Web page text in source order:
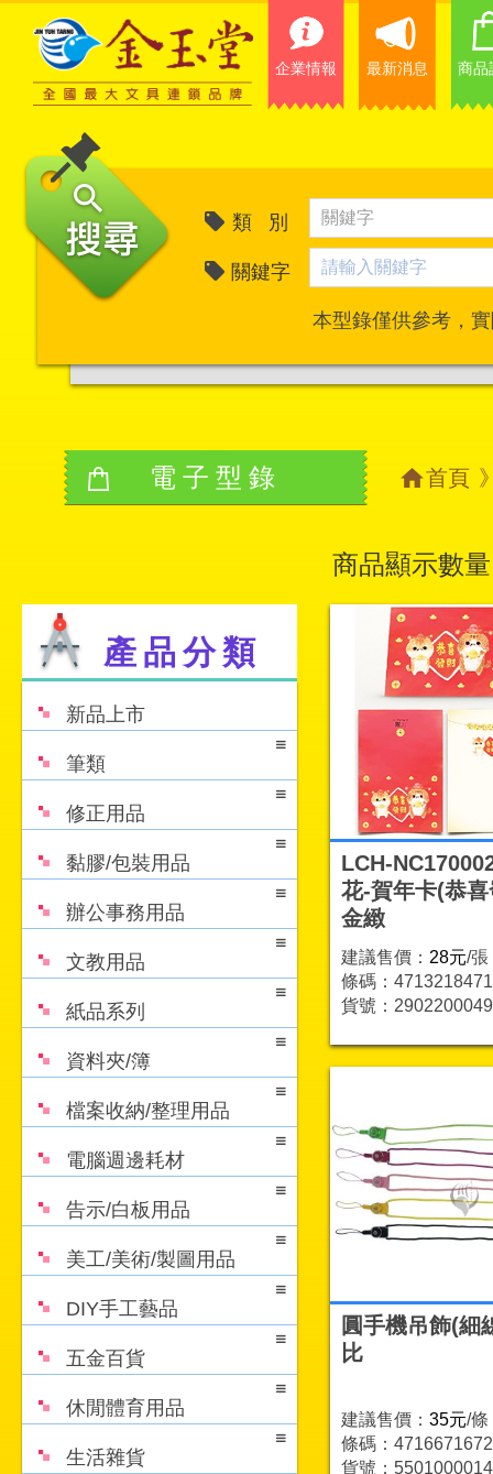
企業情報 最新消息 商品
類 別
關鍵字
本型錄僅供參考，
電子型錄 首頁
產品分類
新品上市
筆類
修正用品
黏膠/包裝用品
辦公事務用品
文教用品
紙品系列
資料夾/簿
檔案收納/整理用品
電腦週邊耗材
告示/白板用品
美工/美術/製圖用品
DIY手工藝品
五金百貨
休閒體育用品
生活雜貨
商品顯示數量
LCH-
花-賀年卡(恭
金緻
建議售價： 28元/張
條碼：
貨號：2902200049
圓手機吊飾(細
比
建議售價： 35元/條
條碼：
貨號：5501000014